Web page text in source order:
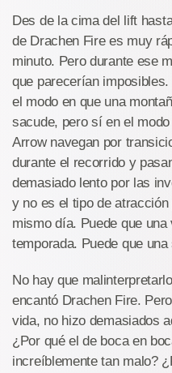
Des de la cima del lift
de Drachen Fire es muy
minuto. Pero durante ese
que parecerían
el modo en que una
sacude, pero sí en el
Arrow navegan por
durante el recorrido y
demasiado lento por las
y no es el tipo de
mismo día. Puede que
temporada. Puede que
No hay que
encantó Drachen Fire.
vida, no hizo demasiados
¿Por qué el de boca en
increíblemente tan malo?